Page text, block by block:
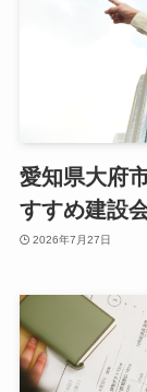
愛知県大府
すすめ建設
2026年7月27日